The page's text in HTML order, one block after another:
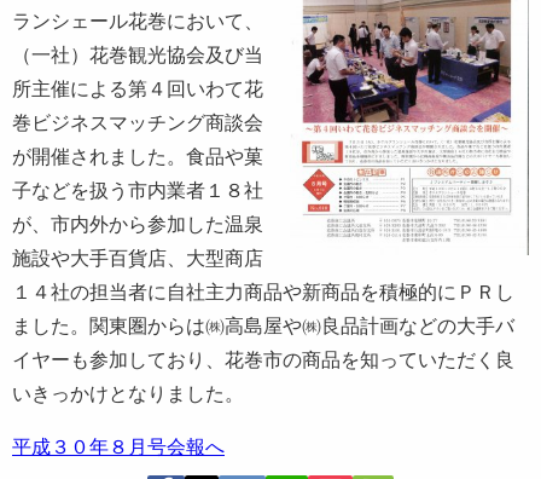
ランシェール花巻において、
（一社）花巻観光協会及び当
所主催による第４回いわて花
巻ビジネスマッチング商談会
が開催されました。食品や菓
子などを扱う市内業者１８社
が、市内外から参加した温泉
施設や大手百貨店、大型商店
１４社の担当者に自社主力商品や新商品を積極的にＰＲし
ました。関東圏からは㈱高島屋や㈱良品計画などの大手バ
イヤーも参加しており、花巻市の商品を知っていただく良
いきっかけとなりました。
平成３０年８月号会報へ